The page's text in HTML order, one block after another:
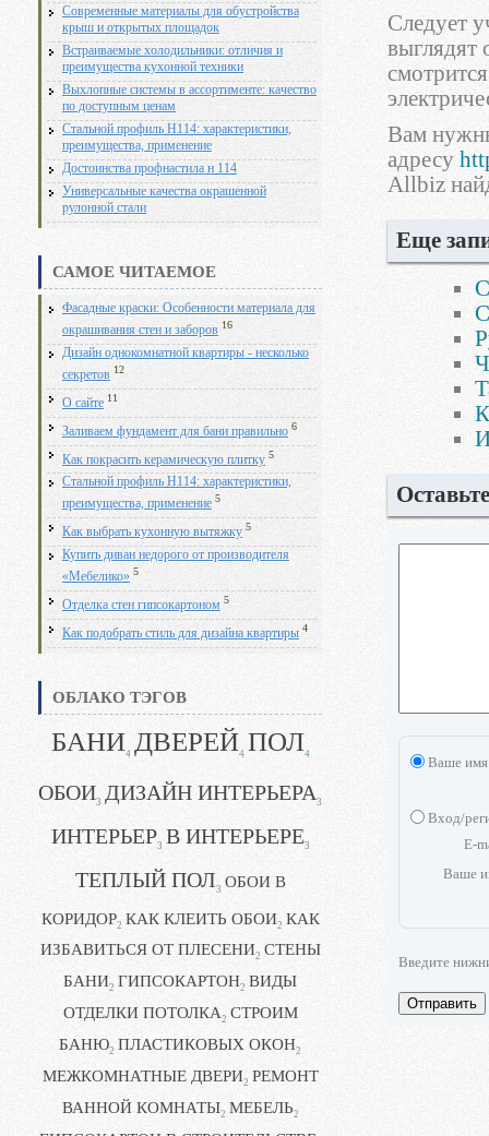
Современные материалы для обустройства
крыш и открытых площадок
Встраиваемые холодильники: отличия и
преимущества кухонной техники
Выхлопные системы в ассортименте: качество
по доступным ценам
Стальной профиль Н114: характеристики,
преимущества, применение
Достоинства профнастила н 114
Универсальные качества окрашенной
рулонной стали
САМОЕ ЧИТАЕМОЕ
Фасадные краски: Особенности материала для
окрашивания стен и заборов 16
Дизайн однокомнатной квартиры - несколько
секретов 12
О сайте 11
Заливаем фундамент для бани правильно 6
Как покрасить керамическую плитку 5
Стальной профиль Н114: характеристики,
преимущества, применение 5
Как выбрать кухонную вытяжку 5
Купить диван недорого от производителя
«Мебелико» 5
Отделка стен гипсокартоном 5
Как подобрать стиль для дизайна квартиры 4
ОБЛАКО ТЭГОВ
БАНИ4 ДВЕРЕЙ4 ПОЛ4
ОБОИ3 ДИЗАЙН ИНТЕРЬЕРА3
ИНТЕРЬЕР3 В ИНТЕРЬЕРЕ3
ТЕПЛЫЙ ПОЛ3 ОБОИ В
КОРИДОР2 КАК КЛЕИТЬ ОБОИ2 КАК
ИЗБАВИТЬСЯ ОТ ПЛЕСЕНИ2 СТЕНЫ
БАНИ2 ГИПСОКАРТОН2 ВИДЫ
ОТДЕЛКИ ПОТОЛКА2 СТРОИМ
БАНЮ2 ПЛАСТИКОВЫХ ОКОН2
МЕЖКОМНАТНЫЕ ДВЕРИ2 РЕМОНТ
ВАННОЙ КОМНАТЫ2 МЕБЕЛЬ2
Следует
выглядят
Вам
адресу
Allbiz
Еще
Ваше имя
Вход/
E-
Ваше
Введите
Отправить